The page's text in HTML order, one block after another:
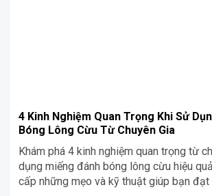
4 Kinh Nghiệm Quan Trọng Khi Sử
Bóng Lông Cừu Từ Chuyên Gia
Khám phá 4 kinh nghiệm quan trọng từ
dụng miếng đánh bóng lông cừu hiệu
cấp những mẹo và kỹ thuật giúp bạn